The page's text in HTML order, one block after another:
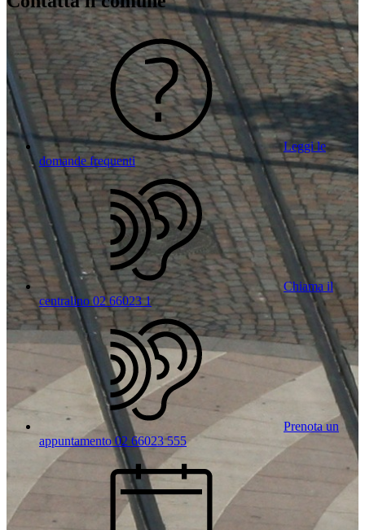
Leggi le
domande frequenti
Chiama il
centralino 02 66023 1
Prenota un
appuntamento 02 66023 555